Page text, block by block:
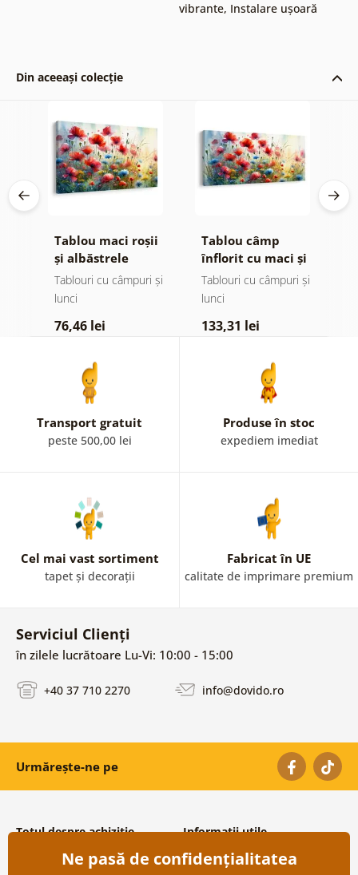
vibrante, Instalare ușoară
Din aceeași colecție
Tablou maci roșii
și albăstrele
Tablouri cu câmpuri și
lunci
76,46 lei
Tablou câmp
înflorit cu maci și
albăstrele
Tablouri cu câmpuri și
lunci
133,31 lei
Transport gratuit
peste 500,00 lei
Produse în stoc
expediem imediat
Cel mai vast sortiment
tapet și decorații
Fabricat în UE
calitate de imprimare premium
Serviciul Clienți
în zilele lucrătoare Lu-Vi: 10:00 - 15:00
+40 37 710 2270 info@dovido.ro
Urmărește-ne pe
Totul despre achiziție
Condiții și termeni generali
Informații utile
Despre noi
Ne pasă de confidențialitatea